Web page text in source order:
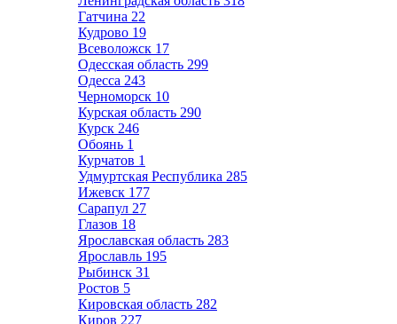
Гатчина 22
Кудрово 19
Всеволожск 17
Одесская область 299
Одесса 243
Черноморск 10
Курская область 290
Курск 246
Обоянь 1
Курчатов 1
Удмуртская Республика 285
Ижевск 177
Сарапул 27
Глазов 18
Ярославская область 283
Ярославль 195
Рыбинск 31
Ростов 5
Кировская область 282
Киров 227